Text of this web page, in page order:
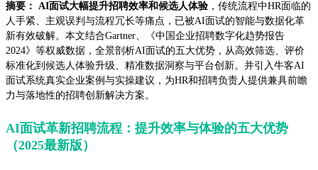
摘要： AI面试大幅提升招聘效率和候选人体验 ，传统流程中HR面临的
人手紧、主观误判与流程冗长等痛点，已被AI面试的智能与数据化革
新有效破解。本文结合Gartner、《中国企业招聘数字化趋势报告
2024》等权威数据，全景剖析AI面试的五大优势，从高效筛选、评价
标准化到候选人体验升级、精准数据洞察与平台创新。并引入牛客AI
面试系统真实企业案例与实操建议，为HR和招聘负责人提供兼具前瞻
力与落地性的招聘创新解决方案。
AI面试革新招聘流程：提升效率与体验的五大优势
（2025最新版）